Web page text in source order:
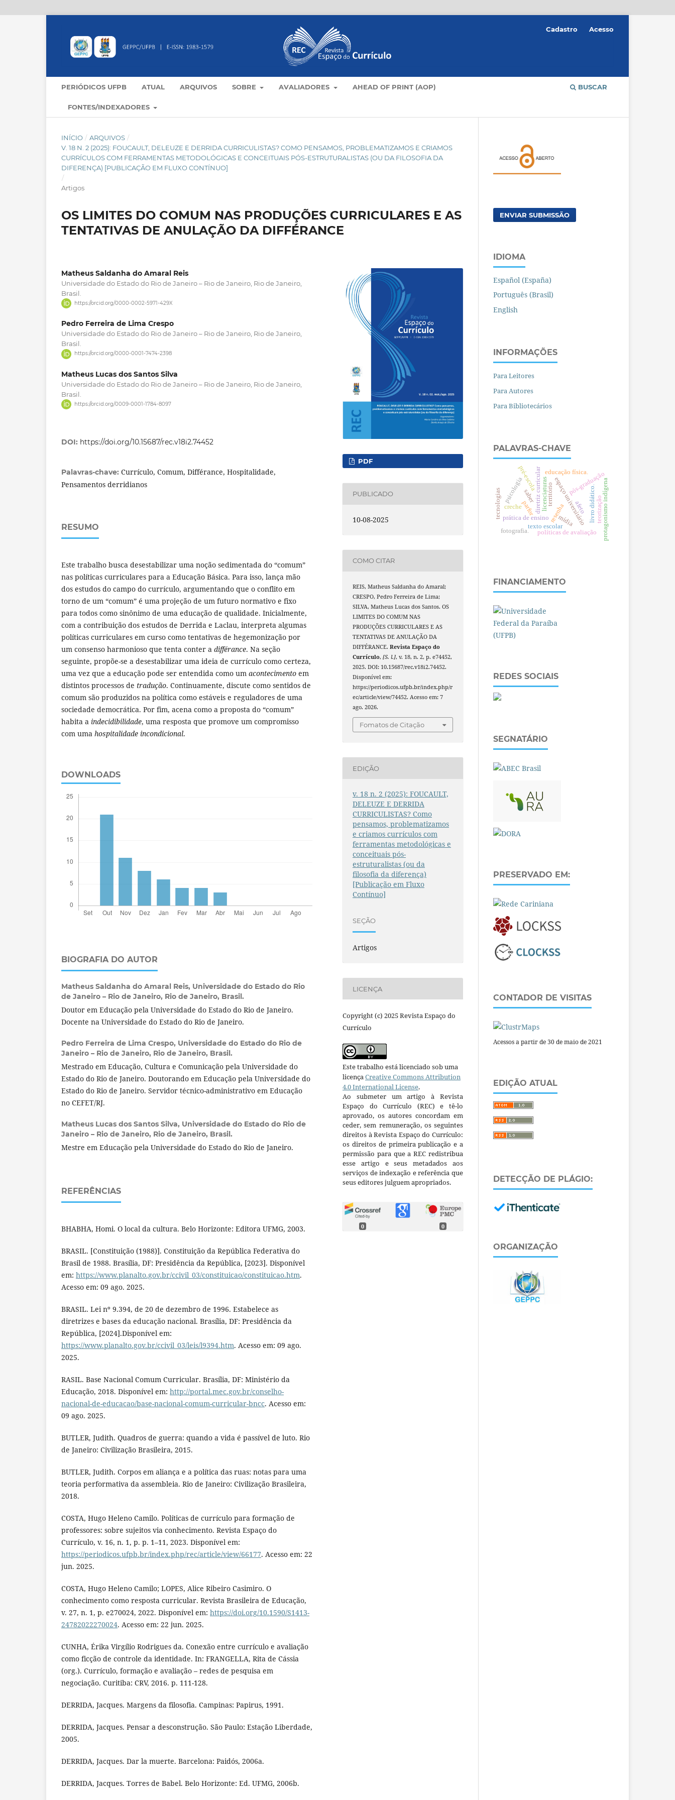
PERIÓDICOS UFPB ATUAL ARQUIVOS SOBRE AVALIADORES AHEAD OF PRINT (AOP)
FONTES/INDEXADORES
BUSCAR
Cadastro Acesso
INÍCIO / ARQUIVOS /
V. 18 N. 2 (2025): FOUCAULT, DELEUZE E DERRIDA CURRICULISTAS? COMO PENSAMOS, PROBLEMATIZAMOS E CRIAMOS
CURRÍCULOS COM FERRAMENTAS METODOLÓGICAS E CONCEITUAIS PÓS-ESTRUTURALISTAS (OU DA FILOSOFIA DA
DIFERENÇA) [PUBLICAÇÃO EM FLUXO CONTÍNUO]
/
Artigos
OS LIMITES DO COMUM NAS PRODUÇÕES CURRICULARES E AS
TENTATIVAS DE ANULAÇÃO DA DIFFÉRANCE
Matheus Saldanha do Amaral Reis
Universidade do Estado do Rio de Janeiro – Rio de Janeiro, Rio de Janeiro,
Brasil.
https://orcid.org/0000-0002-5971-429X
Pedro Ferreira de Lima Crespo
Universidade do Estado do Rio de Janeiro – Rio de Janeiro, Rio de Janeiro,
Brasil.
https://orcid.org/0000-0001-7474-2398
Matheus Lucas dos Santos Silva
Universidade do Estado do Rio de Janeiro – Rio de Janeiro, Rio de Janeiro,
Brasil.
https://orcid.org/0009-0001-1784-8097
DOI: https://doi.org/10.15687/rec.v18i2.74452
Palavras-chave: Currículo, Comum, Différance, Hospitalidade,
Pensamentos derridianos
RESUMO
Este trabalho busca desestabilizar uma noção sedimentada do “comum”
nas políticas curriculares para a Educação Básica. Para isso, lança mão
dos estudos do campo do currículo, argumentando que o conflito em
torno de um “comum” é uma projeção de um futuro normativo e fixo
para todos como sinônimo de uma educação de qualidade. Inicialmente,
com a contribuição dos estudos de Derrida e Laclau, interpreta algumas
políticas curriculares em curso como tentativas de hegemonização por
um consenso harmonioso que tenta conter a différance. Na seção
seguinte, propõe-se a desestabilizar uma ideia de currículo como certeza,
uma vez que a educação pode ser entendida como um acontecimento em
distintos processos de tradução. Continuamente, discute como sentidos de
comum são produzidos na política como estáveis e reguladores de uma
sociedade democrática. Por fim, acena como a proposta do “comum”
habita a indecidibilidade, uma resposta que promove um compromisso
com uma hospitalidade incondicional.
DOWNLOADS
BIOGRAFIA DO AUTOR
Matheus Saldanha do Amaral Reis, Universidade do Estado do Rio
de Janeiro – Rio de Janeiro, Rio de Janeiro, Brasil.
Doutor em Educação pela Universidade do Estado do Rio de Janeiro.
Docente na Universidade do Estado do Rio de Janeiro.
Pedro Ferreira de Lima Crespo, Universidade do Estado do Rio de
Janeiro – Rio de Janeiro, Rio de Janeiro, Brasil.
Mestrado em Educação, Cultura e Comunicação pela Universidade do
Estado do Rio de Janeiro. Doutorando em Educação pela Universidade do
Estado do Rio de Janeiro. Servidor técnico-administrativo em Educação
no CEFET/RJ.
Matheus Lucas dos Santos Silva, Universidade do Estado do Rio de
Janeiro – Rio de Janeiro, Rio de Janeiro, Brasil.
Mestre em Educação pela Universidade do Estado do Rio de Janeiro.
REFERÊNCIAS
BHABHA, Homi. O local da cultura. Belo Horizonte: Editora UFMG, 2003.
BRASIL. [Constituição (1988)]. Constituição da República Federativa do
Brasil de 1988. Brasília, DF: Presidência da República, [2023]. Disponível
em: https://www.planalto.gov.br/ccivil_03/constituicao/constituicao.htm.
Acesso em: 09 ago. 2025.
BRASIL. Lei nº 9.394, de 20 de dezembro de 1996. Estabelece as
diretrizes e bases da educação nacional. Brasília, DF: Presidência da
República, [2024].Disponível em:
https://www.planalto.gov.br/ccivil_03/leis/l9394.htm. Acesso em: 09 ago.
2025.
RASIL. Base Nacional Comum Curricular. Brasília, DF: Ministério da
Educação, 2018. Disponível em: http://portal.mec.gov.br/conselho-
nacional-de-educacao/base-nacional-comum-curricular-bncc. Acesso em:
09 ago. 2025.
BUTLER, Judith. Quadros de guerra: quando a vida é passível de luto. Rio
de Janeiro: Civilização Brasileira, 2015.
BUTLER, Judith. Corpos em aliança e a política das ruas: notas para uma
teoria performativa da assembleia. Rio de Janeiro: Civilização Brasileira,
2018.
COSTA, Hugo Heleno Camilo. Políticas de currículo para formação de
professores: sobre sujeitos via conhecimento. Revista Espaço do
Currículo, v. 16, n. 1, p. p. 1–11, 2023. Disponível em:
https://periodicos.ufpb.br/index.php/rec/article/view/66177. Acesso em: 22
jun. 2025.
COSTA, Hugo Heleno Camilo; LOPES, Alice Ribeiro Casimiro. O
conhecimento como resposta curricular. Revista Brasileira de Educação,
v. 27, n. 1, p. e270024, 2022. Disponível em: https://doi.org/10.1590/S1413-
24782022270024. Acesso em: 22 jun. 2025.
CUNHA, Érika Virgílio Rodrigues da. Conexão entre currículo e avaliação
como ficção de controle da identidade. In: FRANGELLA, Rita de Cássia
(org.). Currículo, formação e avaliação – redes de pesquisa em
negociação. Curitiba: CRV, 2016. p. 111-128.
DERRIDA, Jacques. Margens da filosofia. Campinas: Papirus, 1991.
DERRIDA, Jacques. Pensar a desconstrução. São Paulo: Estação Liberdade,
2005.
DERRIDA, Jacques. Dar la muerte. Barcelona: Paidós, 2006a.
DERRIDA, Jacques. Torres de Babel. Belo Horizonte: Ed. UFMG, 2006b.
PDF
PUBLICADO
10-08-2025
COMO CITAR
REIS, Matheus Saldanha do Amaral;
CRESPO, Pedro Ferreira de Lima;
SILVA, Matheus Lucas dos Santos. OS
LIMITES DO COMUM NAS
PRODUÇÕES CURRICULARES E AS
TENTATIVAS DE ANULAÇÃO DA
DIFFÉRANCE.Revista Espaço do
Currículo,[S. l.], v. 18, n. 2, p. e74452,
2025. DOI: 10.15687/rec.v18i2.74452.
Disponível em:
https://periodicos.ufpb.br/index.php/r
ec/article/view/74452. Acesso em: 7
ago. 2026.
Fomatos de Citação
EDIÇÃO
v. 18 n. 2 (2025): FOUCAULT,
DELEUZE E DERRIDA
CURRICULISTAS? Como
pensamos, problematizamos
e criamos currículos com
ferramentas metodológicas e
conceituais pós-
estruturalistas (ou da
filosofia da diferença)
[Publicação em Fluxo
Contínuo]
SEÇÃO
Artigos
LICENÇA
Copyright (c) 2025 Revista Espaço do
Currículo
Este trabalho está licenciado sob uma
licençaCreative Commons Attribution
4.0 International License.
Ao submeter um artigo à Revista
Espaço do Currículo (REC) e tê-lo
aprovado, os autores concordam em
ceder, sem remuneração, os seguintes
direitos à Revista Espaço do Currículo:
os direitos de primeira publicação e a
permissão para que a REC redistribua
esse artigo e seus metadados aos
serviços de indexação e referência que
seus editores julguem apropriados.
0 0
ENVIAR SUBMISSÃO
IDIOMA
Español (España)
Português (Brasil)
English
INFORMAÇÕES
Para Leitores
Para Autores
Para Bibliotecários
PALAVRAS-CHAVE
resenha
território
diretriz curricular
prática de ensino
texto escolar
políticas de avaliação
espaço universitáriopós-graduaçãoprotagonismo indígena
saber
mídia livro didático.
licenciaturas
parfor
educação física.
pré-escola
creche
psicologia
tecnologias
fotografia.
teorização
afeto
FINANCIAMENTO
REDES SOCIAIS
SEGNATÁRIO
PRESERVADO EM:
CONTADOR DE VISITAS
Acessos a partir de 30 de maio de 2021
EDIÇÃO ATUAL
DETECÇÃO DE PLÁGIO:
ORGANIZAÇÃO